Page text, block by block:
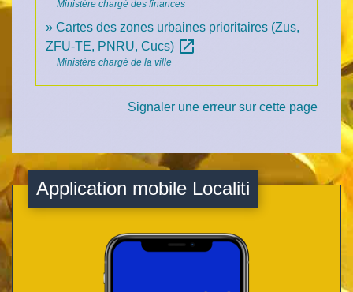
Ministère chargé des finances
Cartes des zones urbaines prioritaires (Zus,
ZFU-TE, PNRU, Cucs) open_in_new
Ministère chargé de la ville
Signaler une erreur sur cette page
Application mobile Localiti